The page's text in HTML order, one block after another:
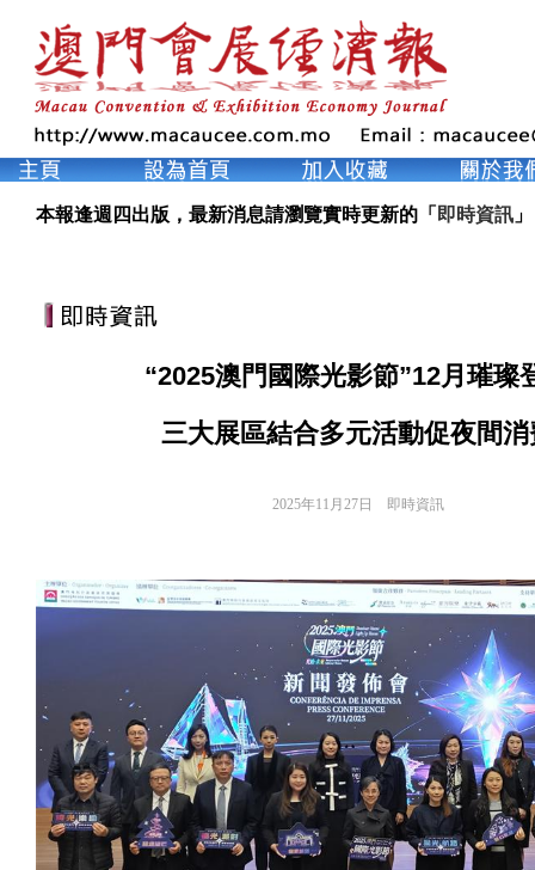
本報逢週四出版，最新消息請瀏覽實時更新的「 即時資訊 」
“2025澳門國際光影節”12月璀璨
三大展區結合多元活動促夜間消
2025年11月27日 即時資訊